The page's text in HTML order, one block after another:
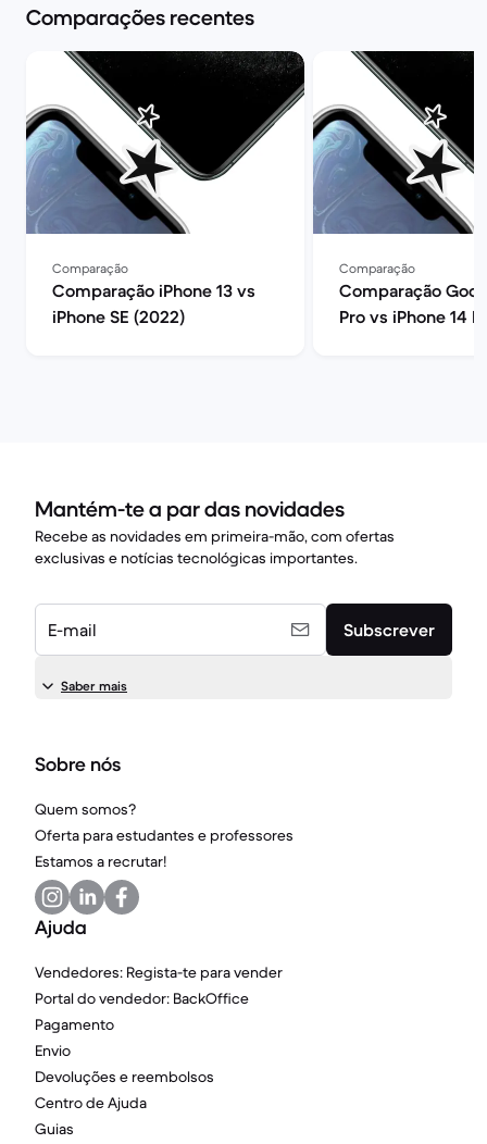
Comparações recentes
Comparação
Comparação iPhone 13 vs
iPhone SE (2022)
Comparação
Comparação
Pro vs iPhone 14
Mantém-te a par das novidades
Recebe as novidades em primeira-mão, com ofertas
exclusivas e notícias tecnológicas importantes.
E-mail Subscrever
Saber mais
Sobre nós
Quem somos?
Oferta para estudantes e professores
Estamos a recrutar!
Ajuda
Vendedores: Regista-te para vender
Portal do vendedor: BackOffice
Pagamento
Envio
Devoluções e reembolsos
Centro de Ajuda
Guias